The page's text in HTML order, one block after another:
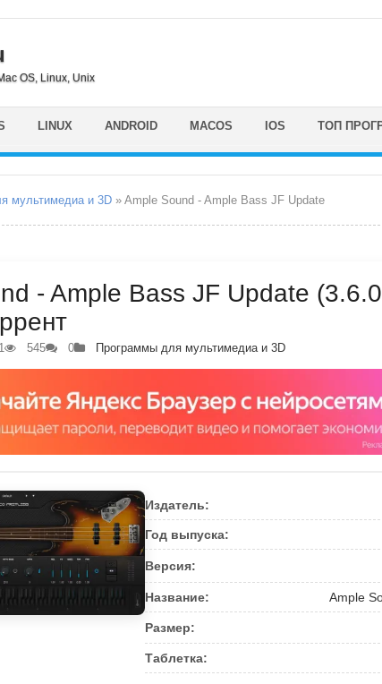
OS, Linux, Unix
LINUX ANDROID MACOS IOS ТОП
мультимедиа и 3D » Ample Sound - Ample Bass JF Update
- Ample Bass JF Update
545 0 Программы для мультимедиа и 3D
Издатель:
Год выпуска:
Версия:
Название: Ample
Размер:
Таблетка: